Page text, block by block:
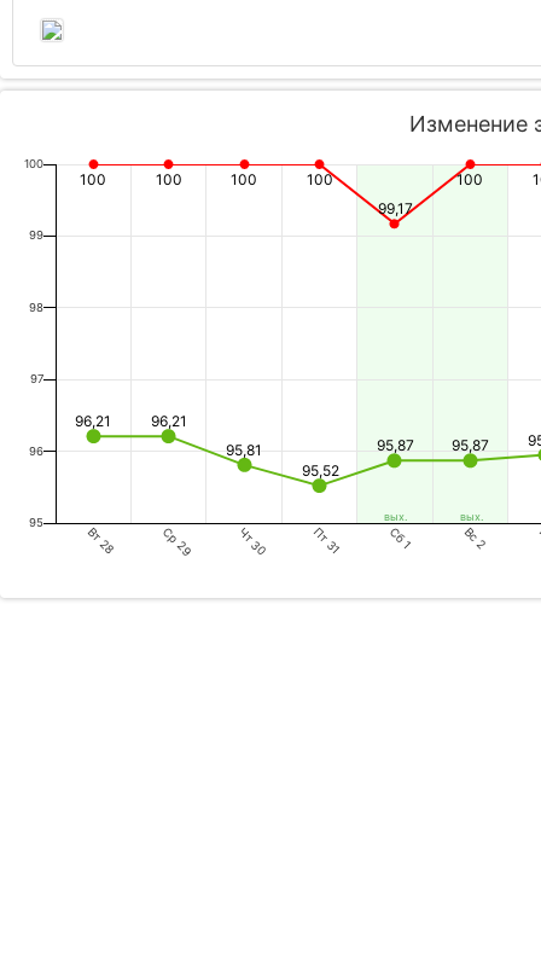
вых. вых.
Изменение
96,21
96,21
95,81
95,52
95,87 95,87
100 100 100
100
99,17
100
Вт 28 Ср 29 Чт 30 Пт 31 Сб 1 Вс 2
95
96
97
98
99
100